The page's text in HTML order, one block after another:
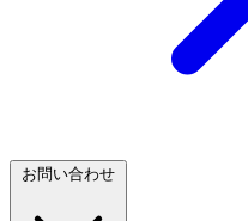
お問い合わせ